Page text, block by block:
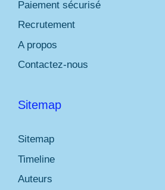
Paiement sécurisé
Recrutement
A propos
Contactez-nous
Sitemap
Sitemap
Timeline
Auteurs